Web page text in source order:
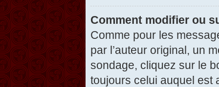
Comment modifier ou
Comme pour les
par l’auteur original, un
sondage, cliquez sur le
toujours celui auquel est